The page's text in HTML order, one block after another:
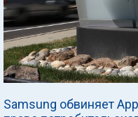
Samsung обвиняет